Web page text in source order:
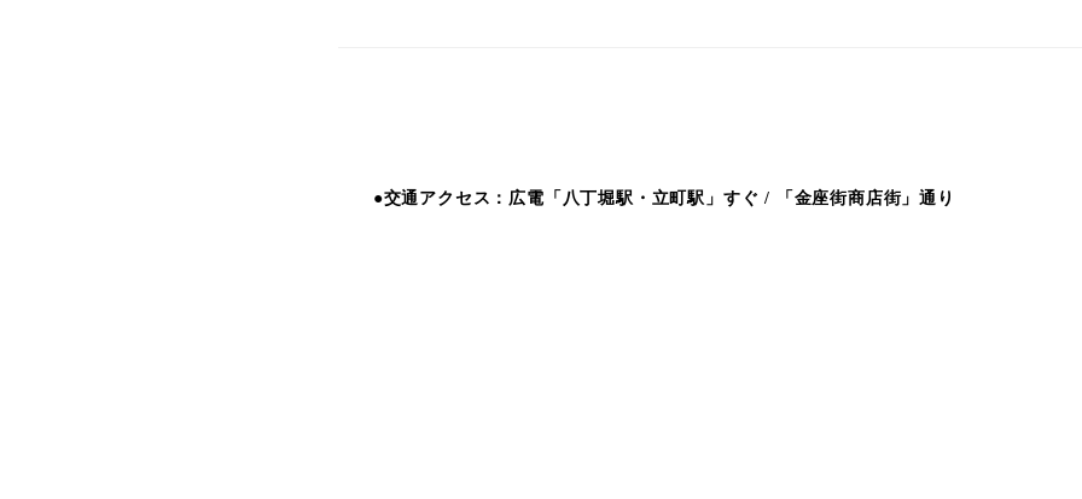
●交通アクセス：広電「八丁堀駅・立町駅」すぐ / 「金座街商店街」通り